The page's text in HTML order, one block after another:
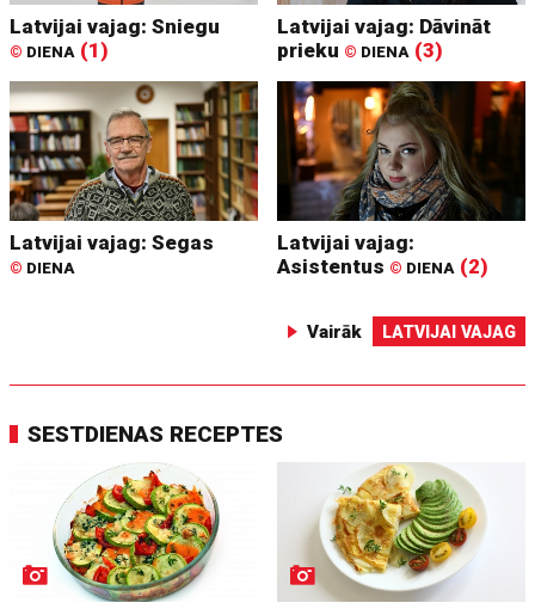
Latvijai vajag: Sniegu
© DIENA (1)
Latvijai vajag: Dāvināt
prieku © DIENA (3)
Latvijai vajag: Segas
© DIENA
Latvijai vajag:
Asistentus © DIENA (2)
Vairāk LATVIJAI VAJAG
SESTDIENAS RECEPTES